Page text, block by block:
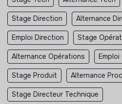
Stage Direction Alternance
Emploi Direction Stage
Alternance Opérations
Stage Produit Alternance
Stage Directeur Technique